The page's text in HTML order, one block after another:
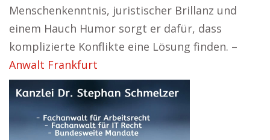
Menschenkenntnis, juristischer Brillanz und
einem Hauch Humor sorgt er dafür, dass
komplizierte Konflikte eine Lösung finden. –
Anwalt Frankfurt